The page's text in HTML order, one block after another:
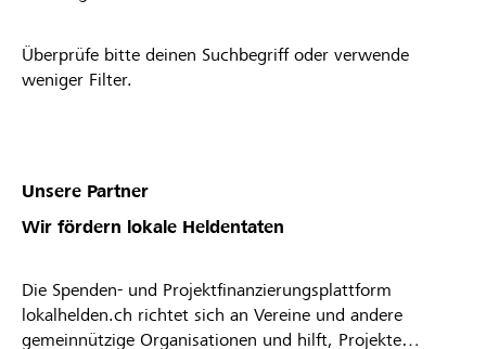
Überprüfe bitte deinen Suchbegriff oder verwende
weniger Filter.
Unsere Partner
Wir fördern lokale Heldentaten
Die Spenden- und Projektfinanzierungsplattform
lokalhelden.ch richtet sich an Vereine und andere
gemeinnützige Organisationen und hilft, Projekte